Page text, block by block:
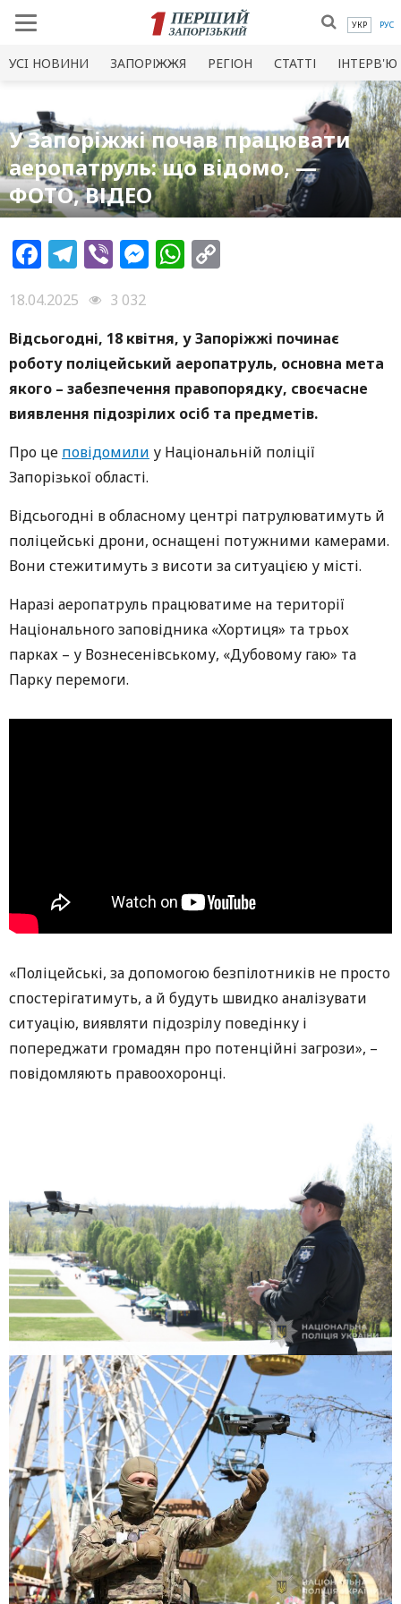
УКР РУС
УСI НОВИНИ ЗАПОРІЖЖЯ РЕГІОН СТАТТІ ІНТЕРВ'Ю
У Запоріжжі почав працювати
аеропатруль: що відомо, —
ФОТО, ВІДЕО
Facebook
Telegram
ViberMessenger
WhatsApp
18.04.2025
3 032
Відсьогодні, 18 квітня, у Запоріжжі починає
роботу поліцейський аеропатруль, основна мета
якого – забезпечення правопорядку, своєчасне
виявлення підозрілих осіб та предметів.
Про це повідомили у Національній поліції
Запорізької області.
Відсьогодні в обласному центрі патрулюватимуть й
поліцейські дрони, оснащені потужними камерами.
Вони стежитимуть з висоти за ситуацією у місті.
Наразі аеропатруль працюватиме на території
Національного заповідника «Хортиця» та трьох
парках – у Вознесенівському, «Дубовому гаю» та
Парку перемоги.
«Поліцейські, за допомогою безпілотників не просто
спостерігатимуть, а й будуть швидко аналізувати
ситуацію, виявляти підозрілу поведінку і
попереджати громадян про потенційні загрози», –
повідомляють правоохоронці.